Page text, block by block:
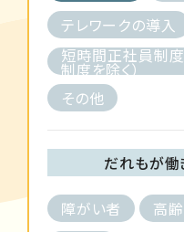
テレワークの導入
短時間正社員制
制度を除く）
その他
だれもが働
障がい者 高